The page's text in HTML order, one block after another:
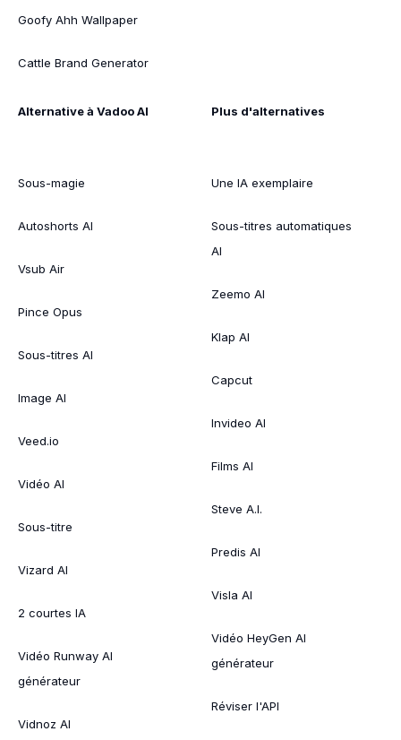
Goofy Ahh Wallpaper
Cattle Brand Generator
Alternative à Vadoo AI
Sous-magie
Autoshorts AI
Vsub Air
Pince Opus
Sous-titres AI
Image AI
Veed.io
Vidéo AI
Sous-titre
Vizard AI
2 courtes IA
Vidéo Runway AI
générateur
Vidnoz AI
Plus d'alternatives
Une IA exemplaire
Sous-titres automatiques
AI
Zeemo AI
Klap AI
Capcut
Invideo AI
Films AI
Steve A.I.
Predis AI
Visla AI
Vidéo HeyGen AI
générateur
Réviser l'API